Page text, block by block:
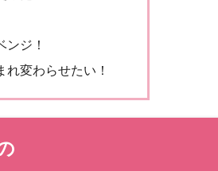
ジ！
変わらせたい！